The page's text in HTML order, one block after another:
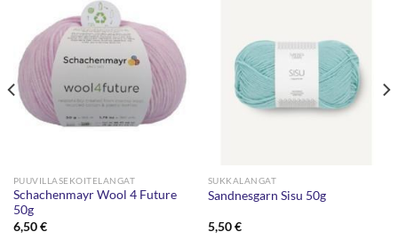
PUUVILLASEKOITELANGAT
Schachenmayr Wool 4 Future
50g
6,50€
SUKKALANGAT
Sandnesgarn Sisu 50g
5,50€